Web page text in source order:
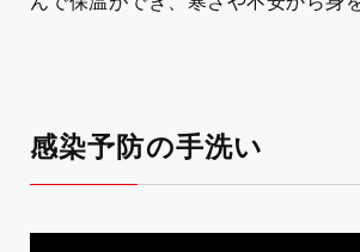
感染予防の手洗い